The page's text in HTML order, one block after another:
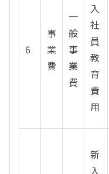
6
事
業
費
一
般
事
業
費
入
社
員
教
育
費
用
新
入